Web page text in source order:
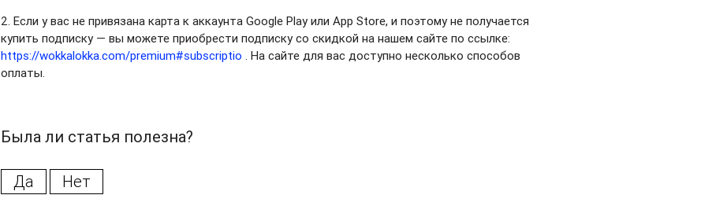
2. Если у вас не привязана карта к аккаунта Google Play или App Store, и поэтому не получается
купить подписку — вы можете приобрести подписку со скидкой на нашем сайте по ссылке:
https://wokkalokka.com/premium#subscriptio . На сайте для вас доступно несколько способов
оплаты.
Была ли статья полезна?
Да Нет